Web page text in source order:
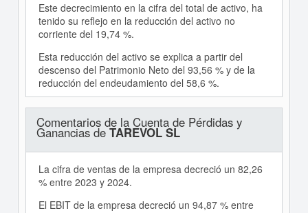
Este decrecimiento en la cifra del total de activo, ha
tenido su reflejo en la reducción del activo no
corriente del 19,74 %.
Esta reducción del activo se explica a partir del
descenso del Patrimonio Neto del 93,56 % y de la
reducción del endeudamiento del 58,6 %.
Comentarios de la Cuenta de Pérdidas y
Ganancias deTAREVOL SL
La cifra de ventas de la empresa decreció un 82,26
% entre 2023 y 2024.
El EBIT de la empresa decreció un 94,87 % entre